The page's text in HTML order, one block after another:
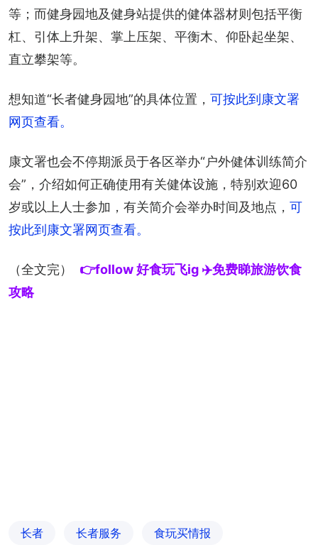
等；而健身园地及健身站提供的健体器材则包括平衡
杠、引体上升架、掌上压架、平衡木、仰卧起坐架、
直立攀架等。
想知道“长者健身园地”的具体位置， 可按此到康文署
网页查看。
康文署也会不停期派员于各区举办“户外健体训练简介
会”，介绍如何正确使用有关健体设施，特别欢迎60
岁或以上人士参加，有关简介会举办时间及地点， 可
按此到康文署网页查看。
（全文完）
👉follow 好食玩飞ig ✈️免费睇旅游饮食
攻略
长者 长者服务 食玩买情报